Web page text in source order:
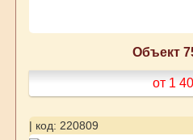
Объект
от 1
| код: 220809